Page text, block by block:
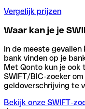
Vergelijk prijzen
Waar kan je je
In de meeste gevallen
bank vinden op je
Met Qonto kun je
SWIFT/BIC-zoeker
geldoverschrijving te
Bekijk onze SWIFT-